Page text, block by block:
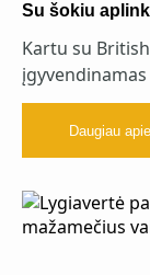
Su šokiu
Kartu su
Daugiau